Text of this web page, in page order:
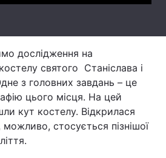
Вакансії
дослідження на
святого Станіслава і
з головних завдань – це
цього місця. На цей
кут костелу. Відкрилася
стосується пізнішої